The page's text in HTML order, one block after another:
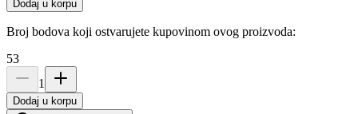
Dodaj u korpu
Broj bodova koji ostvarujete kupovinom ovog proizvoda:
53
1
Dodaj u korpu